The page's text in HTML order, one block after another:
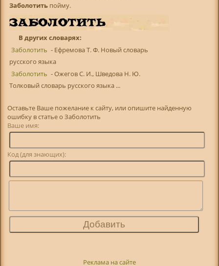
Заболотить пойму.
В других словарях:
Заболотить - Ефремова Т. Ф. Новый словарь
русского языка
Заболотить - Ожегов С. И., Шведова Н. Ю.
Толковый словарь русского языка ...
Оставьте Ваше пожелание к сайту, или опишите найденную
ошибку в статье о Заболотить
Ваше имя:
Код (для знающих):
Реклама на сайте